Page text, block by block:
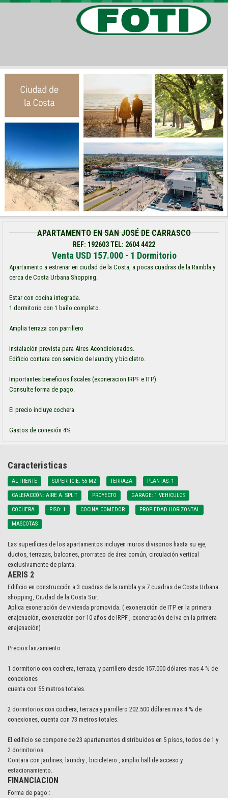
VIV. SOCIAL
APARTAMENTO EN SAN JOSÉ DE CARRASCO
REF: 192603 TEL: 2604 4422
Venta USD 157.000 - 1 Dormitorio
Apartamento a estrenar en ciudad de la Costa, a pocas cuadras de la Rambla y
cerca de Costa Urbana Shopping.
Estar con cocina integrada.
1 dormitorio con 1 baño completo.
Amplia terraza con parrillero
Instalación prevista para Aires Acondicionados.
Edificio contara con servicio de laundry, y bicicletro.
Importantes beneficios fiscales (exoneracion IRPF e ITP)
Consulte forma de pago.
El precio incluye cochera
Gastos de conexión 4%
Caracteristicas
AL FRENTE SUPERFICIE: 55 M2 TERRAZA PLANTAS: 1
CALEFACCÓN: AIRE A. SPLIT PROYECTO GARAGE: 1 VEHICULOS
COCHERA PISO: 1 COCINA COMEDOR PROPIEDAD HORIZONTAL
MASCOTAS
Las superficies de los apartamentos incluyen muros divisorios hasta su eje,
ductos, terrazas, balcones, prorrateo de área común, circulación vertical
exclusivamente de planta.
AERIS 2
Edificio en construcción a 3 cuadras de la rambla y a 7 cuadras de Costa Urbana
shopping, Ciudad de la Costa Sur.
Aplica exoneración de vivienda promovida. ( exoneración de ITP en la primera
enajenación, exoneración por 10 años de IRPF , exoneración de iva en la primera
enajenación)
Precios lanzamiento :
1 dormitorio con cochera, terraza, y parrillero desde 157.000 dólares mas 4 % de
conexiones
cuenta con 55 metros totales.
2 dormitorios con cochera, terraza y parrillero 202.500 dólares mas 4 % de
conexiones, cuenta con 73 metros totales.
El edificio se compone de 23 apartamentos distribuidos en 5 pisos, todos de 1 y
2 dormitorios.
Contara con jardines, laundry , bicicletero , amplio hall de acceso y
estacionamiento.
FINANCIACION
Forma de pago :